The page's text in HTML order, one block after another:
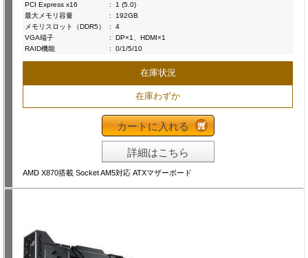
PCI Express x16
:
1 (5.0)
最大メモリ容量
:
192GB
メモリスロット（DDR5）
:
4
VGA端子
:
DP×1、HDMI×1
RAID機能
: 0/1/5/10
在庫状況
在庫わずか
カートに入れる
詳細はこちら
AMD X870搭載 Socket AM5対応 ATXマザーボード